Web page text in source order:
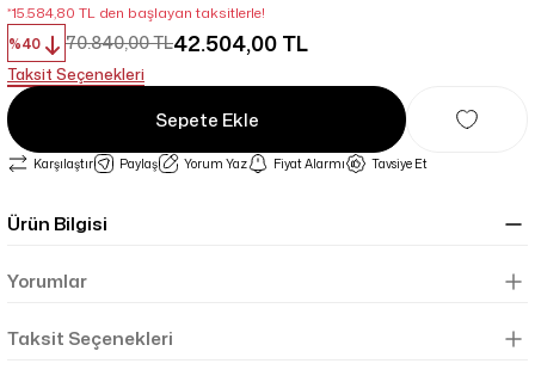
*15.584,80 TL den başlayan taksitlerle!
%40
70.840,00 TL42.504,00 TL
Taksit Seçenekleri
Sepete Ekle
Karşılaştır Paylaş Yorum Yaz Fiyat Alarmı Tavsiye Et
Ürün Bilgisi
Yorumlar
Taksit Seçenekleri